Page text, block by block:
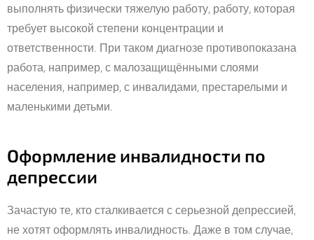
выполнять физически тяжелую работу, работу, которая
требует высокой степени концентрации и
ответственности. При таком диагнозе противопоказана
работа, например, с малозащищёнными слоями
населения, например, с инвалидами, престарелыми и
маленькими детьми.
Оформление инвалидности по
депрессии
Зачастую те, кто сталкивается с серьезной депрессией,
не хотят оформлять инвалидность. Даже в том случае,